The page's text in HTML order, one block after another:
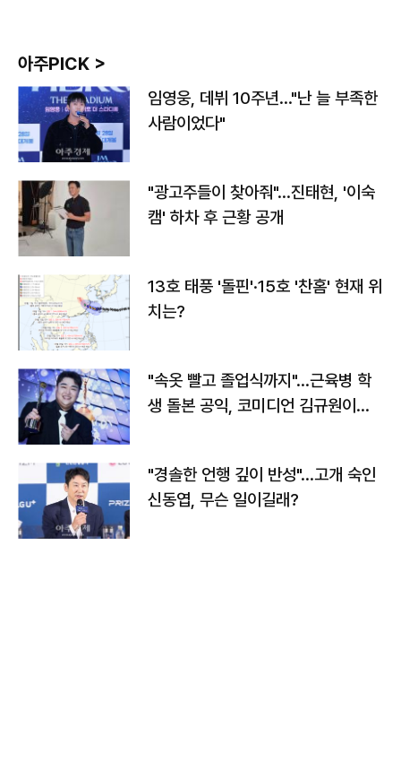
아주PICK >
임영웅, 데뷔 10주년…"난 늘 부족한
사람이었다"
"광고주들이 찾아줘"…진태현, '이숙
캠' 하차 후 근황 공개
13호 태풍 '돌핀'·15호 '찬홈' 현재 위
치는?
"속옷 빨고 졸업식까지"…근육병 학
생 돌본 공익, 코미디언 김규원이었
"경솔한 언행 깊이 반성"…고개 숙인
신동엽, 무슨 일이길래?